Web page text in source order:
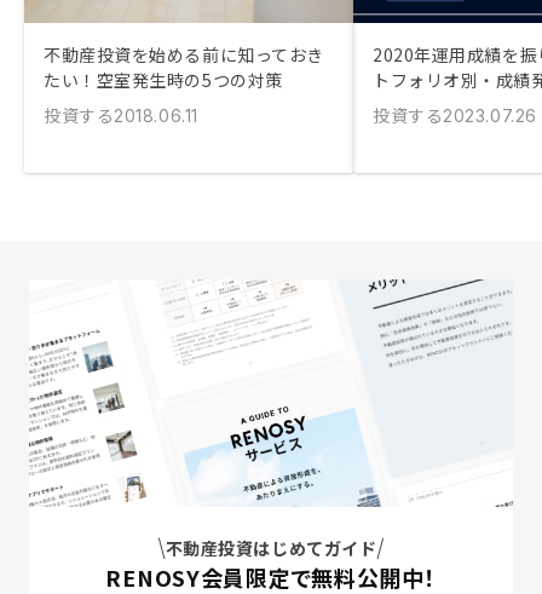
不動産投資を始める前に知っておき
たい！空室発生時の5つの対策
投資する2018.06.11
2020年運用成績を
トフォリオ別・成績
投資する2023.07.26
不動産投資はじめてガイド
RENOSY会員限定で無料公開中！